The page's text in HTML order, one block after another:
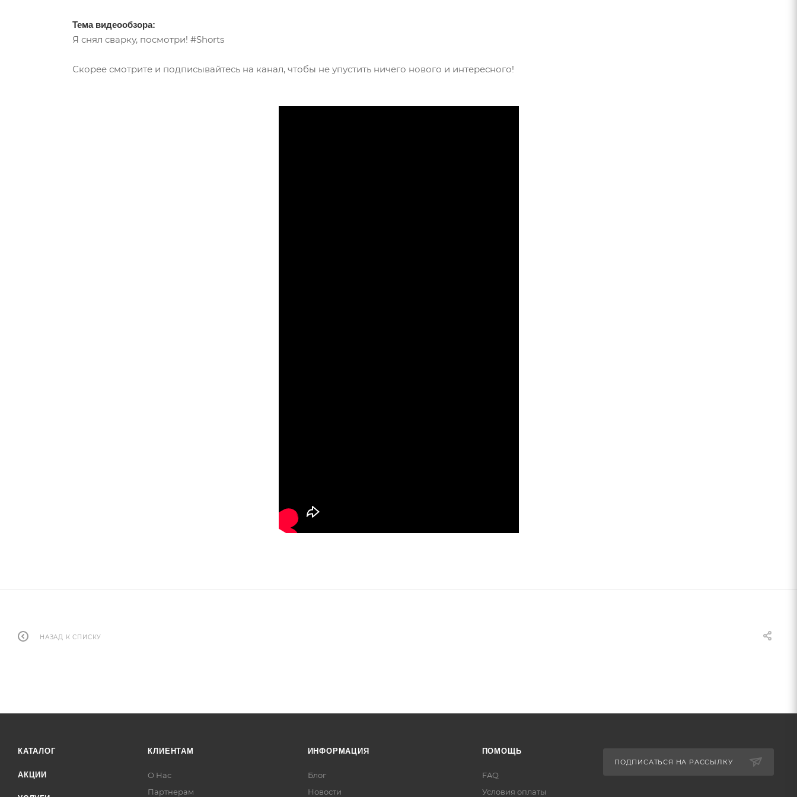
Тема видеообзора:
Я снял сварку, посмотри! #Shorts
Скорее смотрите и подписывайтесь на канал, чтобы не упустить ничего нового и интересного!
НАЗАД К СПИСКУ
КАТАЛОГ
АКЦИИ
КЛИЕНТАМ
О Нас
Партнерам
ИНФОРМАЦИЯ
Блог
Новости
ПОМОЩЬ
FAQ
Условия оплаты
ПОДПИСАТЬСЯ НА РАССЫЛКУ